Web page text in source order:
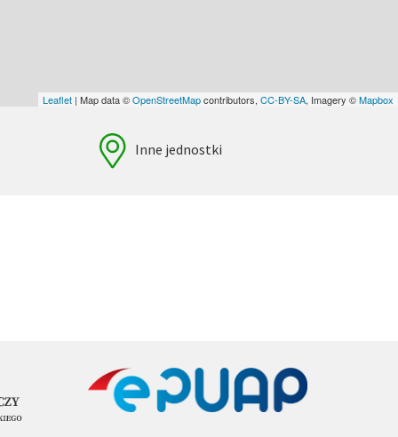
Leaflet | Map data ©OpenStreetMapcontributors, CC-BY-SA, Imagery ©Mapbox
Inne jednostki